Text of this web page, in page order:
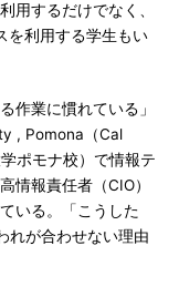
用するだけでなく、
を利用する学生もい
作業に慣れている」
, Pomona（Cal
ポモナ校）で情報テ
情報責任者（CIO）
いる。「こうした
れが合わせない理由